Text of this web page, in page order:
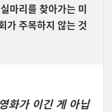
마리를 찾아가는 미
가 주목하지 않는 것
화가 이긴 게 아닙